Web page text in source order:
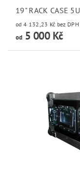
19" RACK CASE 5U
od 4 132,23 Kč bez DPH
od5 000 Kč